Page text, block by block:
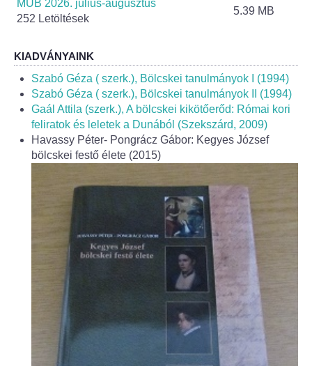
INTÉZMÉNYEK
Bölcskei Mesevár Óvoda és Bölcsőde
Óvodakert
Egészségügy
Háziorvos
Gyermekorvos
Fogorvos
Központi orvosi ügyelet
Alapszolgáltatási Központ
MÚB 2026. július-augusztus
252 Letöltések
5.39 MB
KIADVÁNYAINK
Szabó Géza ( szerk.), Bölcskei tanulmányok I (1994)
Szabó Géza ( szerk.), Bölcskei tanulmányok II (1994)
Gaál Attila (szerk.), A bölcskei kikötőerőd: Római kori
feliratok és leletek a Dunából (Szekszárd, 2009)
Havassy Péter- Pongrácz Gábor: Kegyes József
bölcskei festő élete (2015)